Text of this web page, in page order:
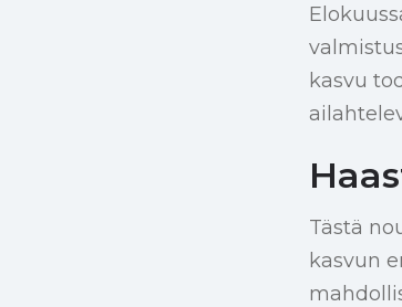
kasvu
Tästä
kasvun